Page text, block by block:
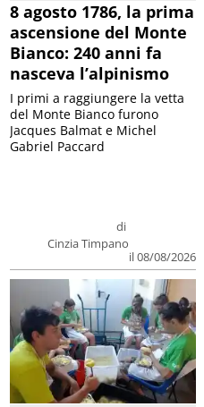
8 agosto 1786, la prima
ascensione del Monte
Bianco: 240 anni fa
nasceva l’alpinismo
di
Cinzia Timpano
il 08/08/2026
I primi a raggiungere la vetta
del Monte Bianco furono
Jacques Balmat e Michel
Gabriel Paccard